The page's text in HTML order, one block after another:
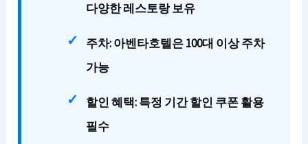
다양한 레스토랑 보유
주차:아벤타호텔은 100대 이상 주차
가능
할인 혜택:특정 기간 할인 쿠폰 활용
필수